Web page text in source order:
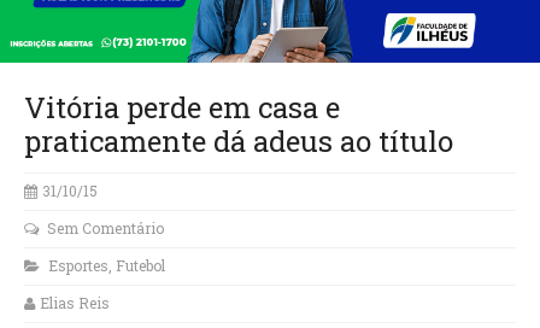
Vitória perde em casa e
praticamente dá adeus ao título
31/10/15
Sem Comentário
Esportes, Futebol
Elias Reis